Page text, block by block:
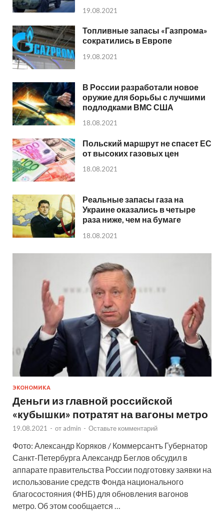
19.08.2021
Топливные запасы «Газпрома»
сократились в Европе
19.08.2021
В России разработали новое
оружие для борьбы с лучшими
подлодками ВМС США
18.08.2021
Польский маршрут не спасет ЕС
от высоких газовых цен
18.08.2021
Реальные запасы газа на
Украине оказались в четыре
раза ниже, чем на бумаге
18.08.2021
ЭКОНОМИКА
Деньги из главной российской
«кубышки» потратят на вагоны метро
19.08.2021 - от admin - Оставьте комментарий
Фото: Александр Коряков / Коммерсантъ Губернатор
Санкт-Петербурга Александр Беглов обсудил в
аппарате правительства России подготовку заявки на
использование средств Фонда национального
благосостояния (ФНБ) для обновления вагонов
метро. Об этом сообщается …